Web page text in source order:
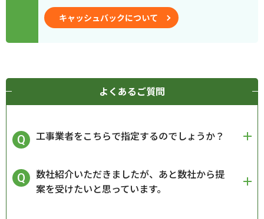
キャッシュバックについて
よくあるご質問
工事業者をこちらで指定するのでしょうか？
数社紹介いただきましたが、あと数社から提
案を受けたいと思っています。